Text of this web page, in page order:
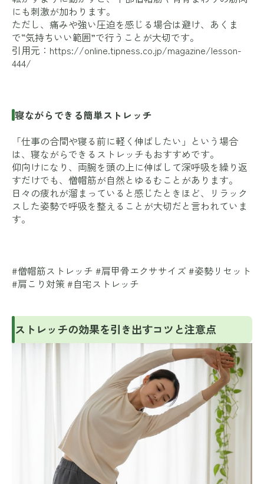
にも刺激が加わります。
ただし、痛みや強い圧迫を感じる場合は避け、あくま
で“気持ちいい範囲”で行うことが大切です。
引用元： https://online.tipness.co.jp/magazine/lesson-
444/
寝ながらできる簡単ストレッチ
「仕事の合間や寝る前に軽く伸ばしたい」という場合
は、寝ながらできるストレッチもおすすめです。
仰向けになり、両腕を頭の上に伸ばして深呼吸を繰り返
すだけでも、僧帽筋が自然とゆるむことがあります。
日々の疲れが溜まっていると感じたときほど、リラック
スした姿勢で呼吸を整えることが大切だと言われていま
す。
#僧帽筋ストレッチ #肩甲骨エクササイズ #姿勢リセット
#肩こり対策 #自宅ストレッチ
ストレッチの効果を引き出すコツと注意点